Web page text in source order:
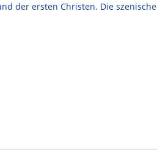
der ersten Christen. Die szenische